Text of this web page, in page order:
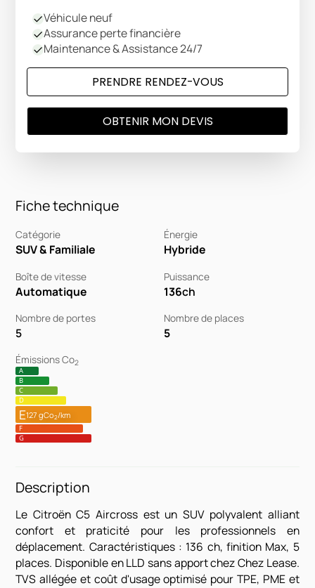
Fiche technique
Catégorie
SUV & Familiale
Énergie
Hybride
Boîte de vitesse
Automatique
Puissance
136ch
Nombre de portes
5
Nombre de places
5
Émissions Co2
A
B
C
D
E127 gCo2/km
F
G
Description
Le Citroën C5 Aircross est un SUV polyvalent alliant
confort et praticité pour les professionnels en
déplacement. Caractéristiques : 136 ch, finition Max, 5
places. Disponible en LLD sans apport chez Chez Lease.
TVS allégée et coût d'usage optimisé pour TPE, PME et
Véhicule neuf
Assurance perte financière
Maintenance & Assistance 24/7
PRENDRE RENDEZ-VOUS
OBTENIR MON DEVIS